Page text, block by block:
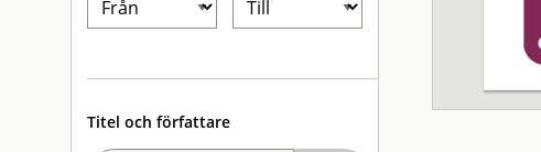
Titel och författare